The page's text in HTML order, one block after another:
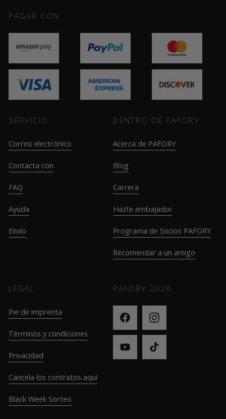
PAGAR CON
SERVICIO
Correo electrónico
Contacta con
FAQ
Ayuda
Envío
DENTRO DE PAFORY
Acerca de PAFORY
Blog
Carrera
Hazte embajador
Programa de Socios PAFORY
Recomendar a un amigo
LEGAL
Pie de imprenta
Términos y condiciones
Privacidad
Cancela los contratos aquí
Black Week Sorteo
PAFORY 2026